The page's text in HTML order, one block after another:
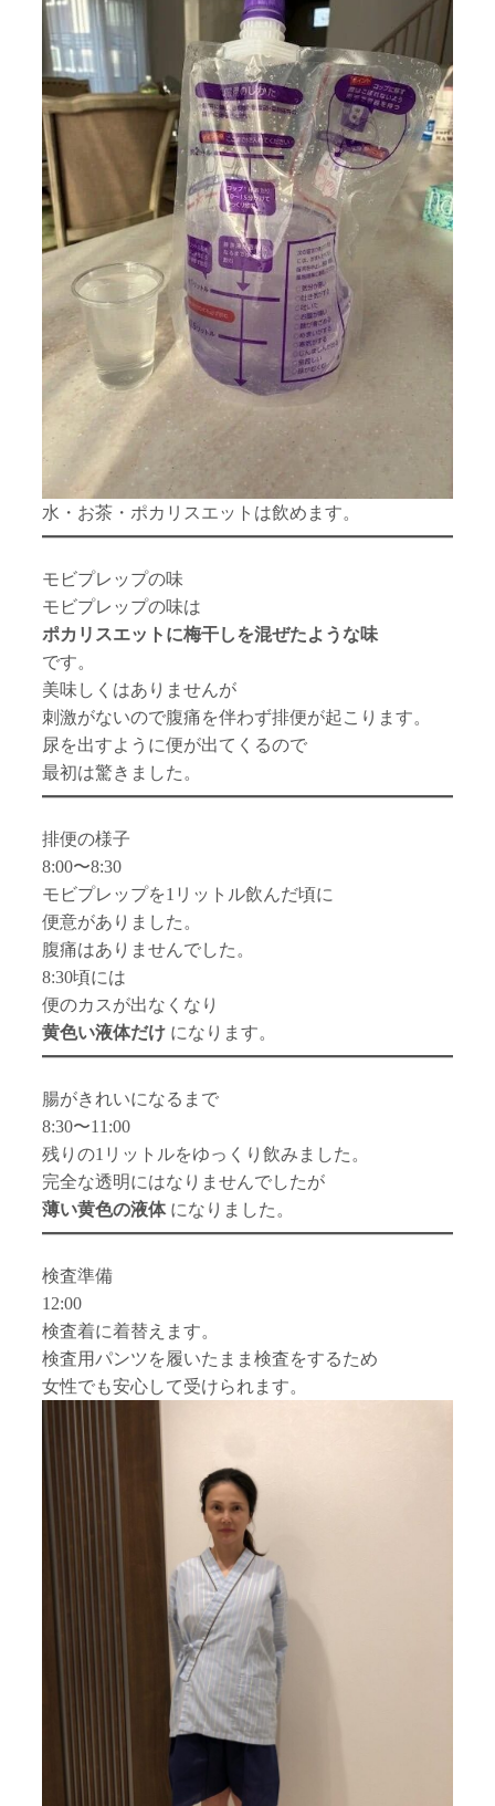
水・お茶・ポカリスエットは飲めます。
モビプレップの味
モビプレップの味は
ポカリスエットに梅干しを混ぜたような味
です。
美味しくはありませんが
刺激がないので腹痛を伴わず排便が起こります。
尿を出すように便が出てくるので
最初は驚きました。
排便の様子
8:00〜8:30
モビプレップを1リットル飲んだ頃に
便意がありました。
腹痛はありませんでした。
8:30頃には
便のカスが出なくなり
黄色い液体だけ になります。
腸がきれいになるまで
8:30〜11:00
残りの1リットルをゆっくり飲みました。
完全な透明にはなりませんでしたが
薄い黄色の液体になりました。
検査準備
12:00
検査着に着替えます。
検査用パンツを履いたまま検査をするため
女性でも安心して受けられます。